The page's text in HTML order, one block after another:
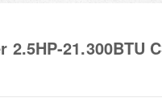
21.300BTU